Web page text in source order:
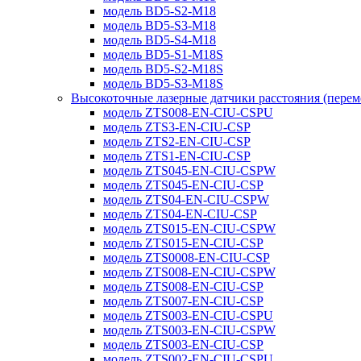
модель BD5-S2-M18
модель BD5-S3-M18
модель BD5-S4-M18
модель BD5-S1-M18S
модель BD5-S2-M18S
модель BD5-S3-M18S
Высокоточные лазерные датчики расстояния
модель ZTS008-EN-CIU-CSPU
модель ZTS3-EN-CIU-CSP
модель ZTS2-EN-CIU-CSP
модель ZTS1-EN-CIU-CSP
модель ZTS045-EN-CIU-CSPW
модель ZTS045-EN-CIU-CSP
модель ZTS04-EN-CIU-CSPW
модель ZTS04-EN-CIU-CSP
модель ZTS015-EN-CIU-CSPW
модель ZTS015-EN-CIU-CSP
модель ZTS0008-EN-CIU-CSP
модель ZTS008-EN-CIU-CSPW
модель ZTS008-EN-CIU-CSP
модель ZTS007-EN-CIU-CSP
модель ZTS003-EN-CIU-CSPU
модель ZTS003-EN-CIU-CSPW
модель ZTS003-EN-CIU-CSP